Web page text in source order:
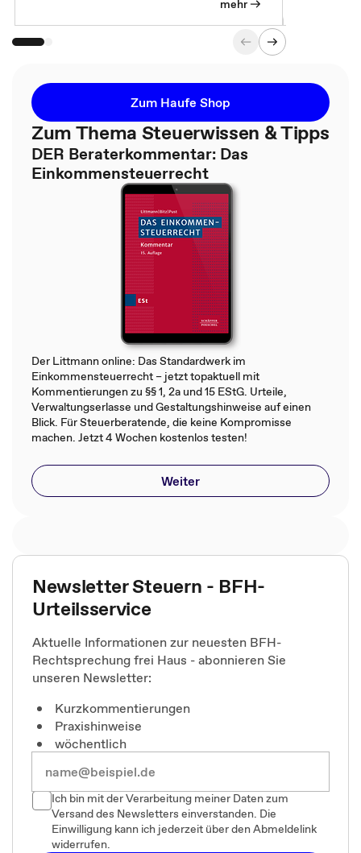
mehr
Zum Haufe Shop
Zum Thema Steuerwissen & Tipps
DER Beraterkommentar: Das
Einkommensteuerrecht
Der Littmann online: Das Standardwerk im
Einkommensteuerrecht – jetzt topaktuell mit
Kommentierungen zu §§ 1, 2a und 15 EStG. Urteile,
Verwaltungserlasse und Gestaltungshinweise auf einen
Blick. Für Steuerberatende, die keine Kompromisse
machen. Jetzt 4 Wochen kostenlos testen!
Weiter
Newsletter Steuern - BFH-
Urteilsservice
Aktuelle Informationen zur neuesten BFH-
Rechtsprechung frei Haus - abonnieren Sie
unseren Newsletter:
Kurzkommentierungen
Praxishinweise
wöchentlich
Ich bin mit der Verarbeitung meiner Daten zum
Versand des Newsletters einverstanden. Die
Einwilligung kann ich jederzeit über den Abmeldelink
widerrufen.